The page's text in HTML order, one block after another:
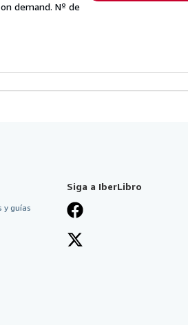
demand. Nº de
y guías
Siga a IberLibro